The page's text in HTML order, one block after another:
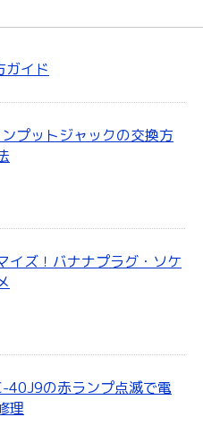
ガイド
プットジャックの交換方
イズ！バナナプラグ・ソケ
40J9の赤ランプ点滅で電
理